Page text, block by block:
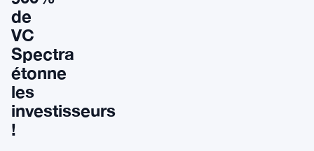
de
VC
Spectra
étonne
les
investisseurs
!